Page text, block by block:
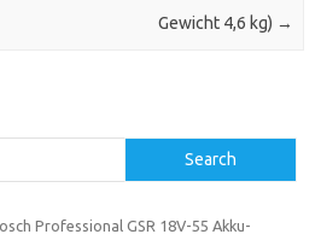
Gewicht 4,6 kg) →
Search
Professional GSR 18V-55 Akku-